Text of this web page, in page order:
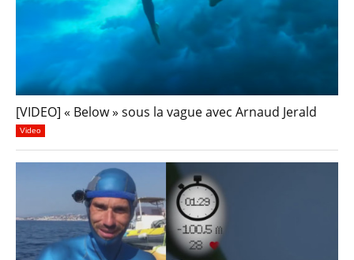
[VIDEO] « Below » sous la vague avec Arnaud Jerald
Video